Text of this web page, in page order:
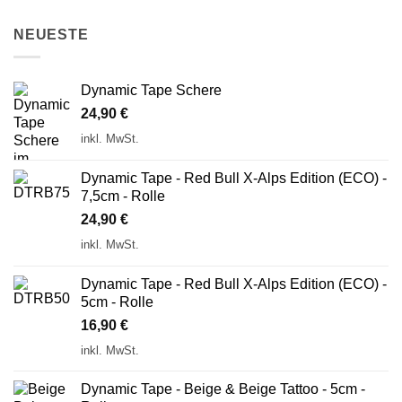
NEUESTE
Dynamic Tape Schere
24,90 €
inkl. MwSt.
Dynamic Tape - Red Bull X-Alps Edition (ECO) -
7,5cm - Rolle
24,90 €
inkl. MwSt.
Dynamic Tape - Red Bull X-Alps Edition (ECO) -
5cm - Rolle
16,90 €
inkl. MwSt.
Dynamic Tape - Beige & Beige Tattoo - 5cm -